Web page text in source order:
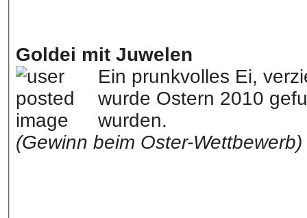
Goldei mit Juwelen
Ein prunkvolles Ei,
wurde Ostern 2010
wurden.
(Gewinn beim Oster-Wettbewerb)